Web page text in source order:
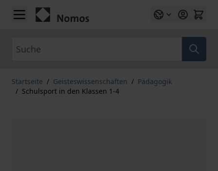
Zum Inhalt springen
Startseite / Geisteswissenschaften / Pädagogik
/ Schulsport in den Klassen 1-4